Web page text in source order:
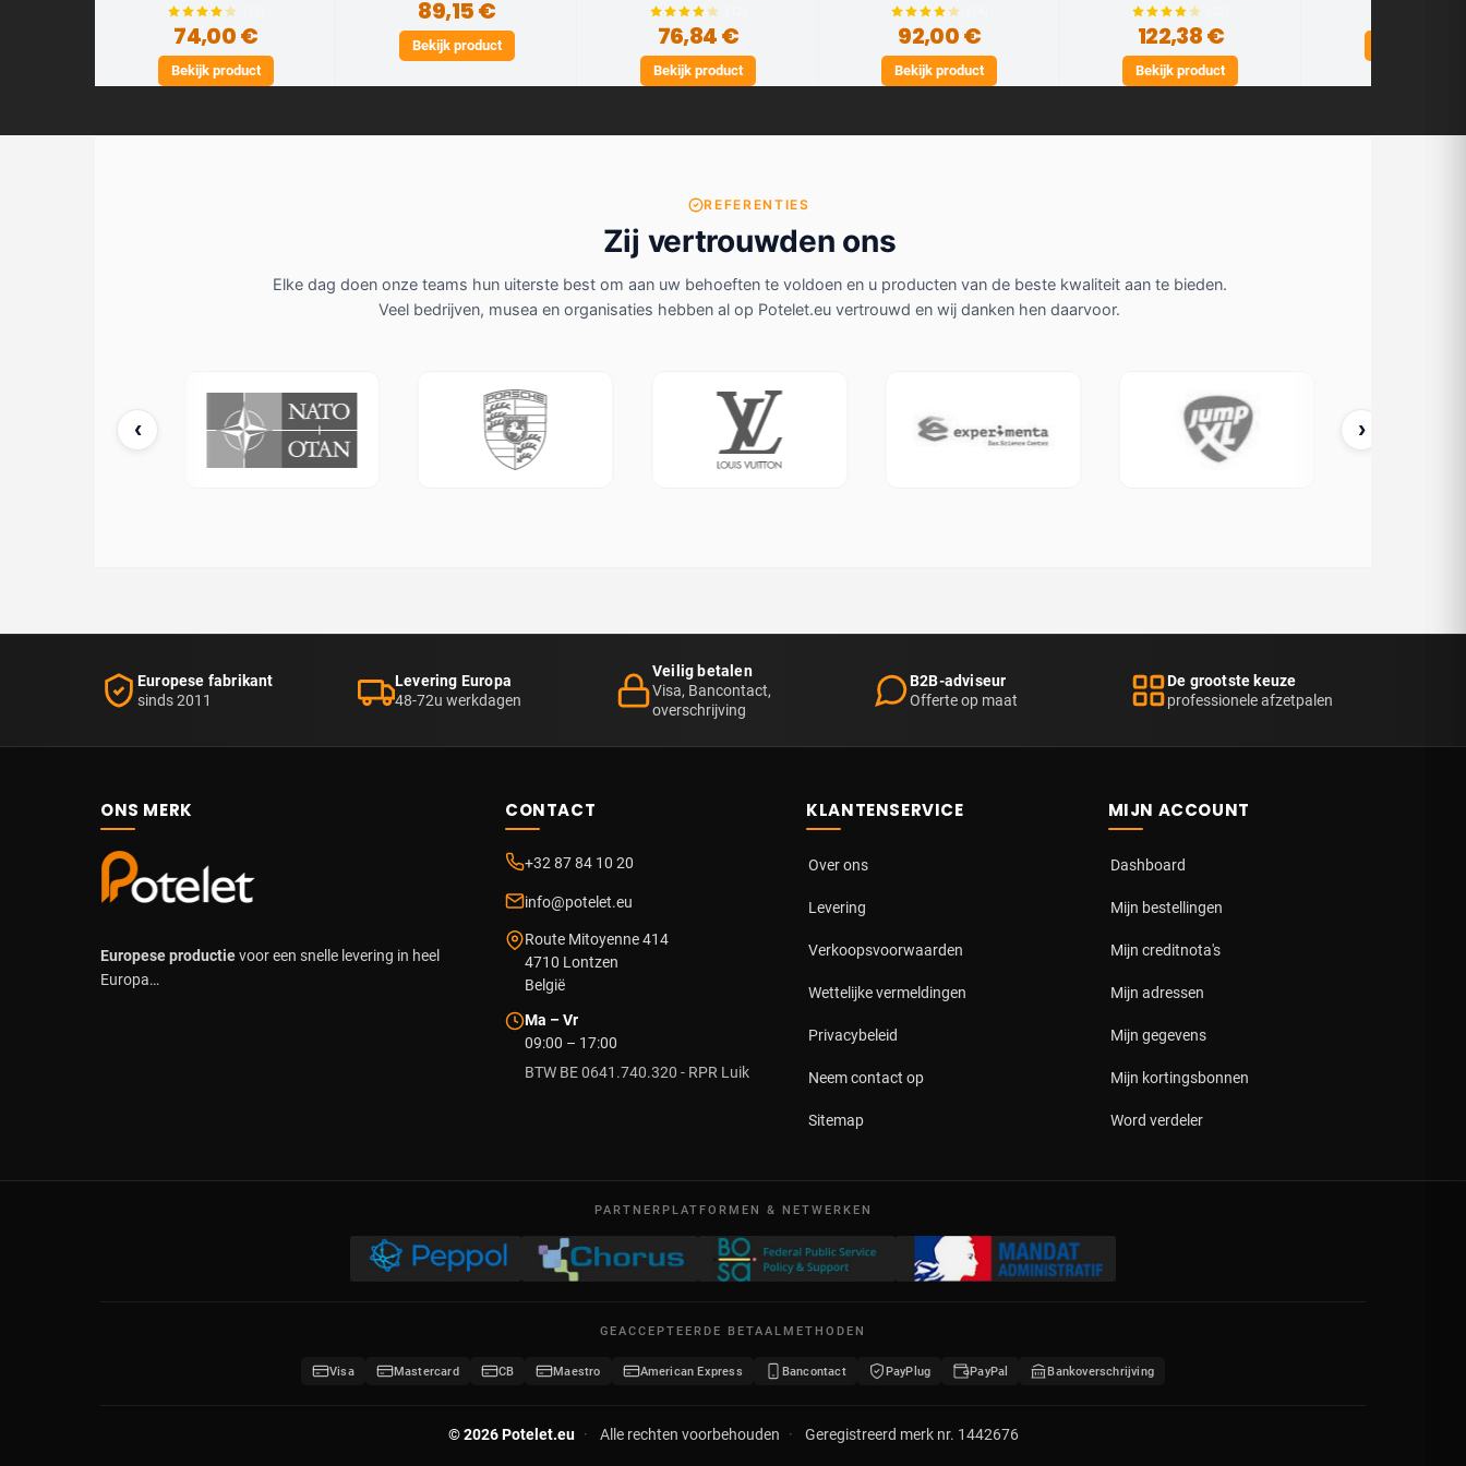
74,00 €
Bekijk product
89,15 €
Bekijk product 76,84 €
Bekijk product
92,00 €
Bekijk product
122,38 €
Bekijk product
REFERENTIES
Zij vertrouwden ons
Elke dag doen onze teams hun uiterste best om aan uw behoeften te voldoen en u producten van de beste kwaliteit aan te bieden.
Veel bedrijven, musea en organisaties hebben al op Potelet.eu vertrouwd en wij danken hen daarvoor.
‹
NATO / OTAN Porsche Louis Vuitton Experimenta Jump XL Tesla ›
Europese fabrikant
sinds 2011
Levering Europa
48-72u werkdagen
Veilig betalen
Visa, Bancontact,
overschrijving
B2B-adviseur
Offerte op maat
De grootste keuze
professionele afzetpalen
ONS MERK
Europese productievoor een snelle levering in heel
Europa…
CONTACT
+32 87 84 10 20
info@potelet.eu
Route Mitoyenne 414
4710 Lontzen
België
Ma – Vr
09:00 – 17:00
BTW BE 0641.740.320 - RPR Luik
KLANTENSERVICE
Over ons
Levering
Verkoopsvoorwaarden
Wettelijke vermeldingen
Privacybeleid
Neem contact op
Sitemap
MIJN ACCOUNT
Dashboard
Mijn bestellingen
Mijn creditnota's
Mijn adressen
Mijn gegevens
Mijn kortingsbonnen
Word verdeler
PARTNERPLATFORMEN & NETWERKEN
GEACCEPTEERDE BETAALMETHODEN
Visa Mastercard CB Maestro American Express Bancontact PayPlug PayPal Bankoverschrijving
© 2026 Potelet.eu · Alle rechten voorbehouden · Geregistreerd merk nr. 1442676